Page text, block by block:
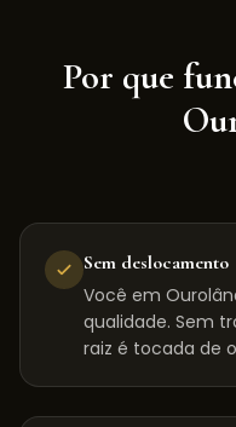
Por que
Sem deslocamento
Você em
qualidade. Sem
raiz é tocada de